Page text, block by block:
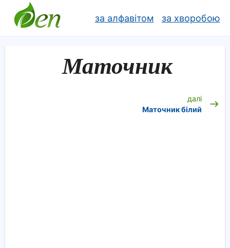
за алфавітом за хворобою
Маточник
далі
Маточник білий